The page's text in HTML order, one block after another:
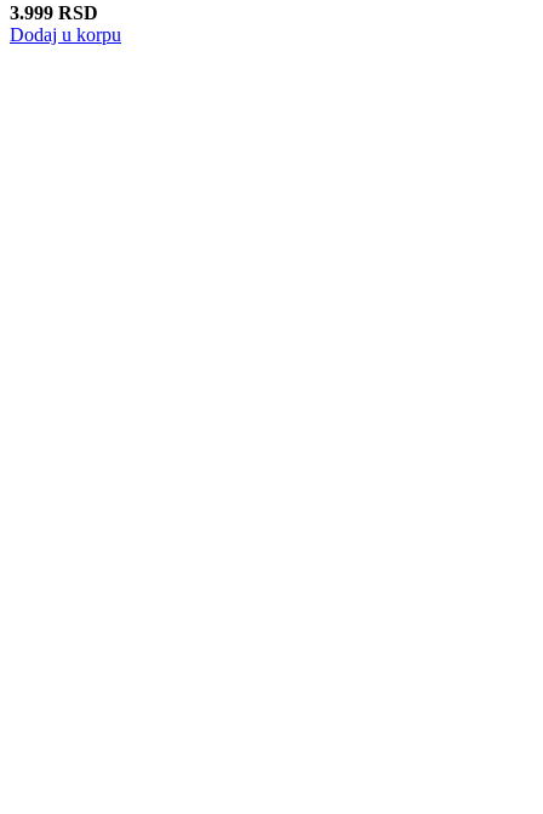
3.999 RSD
Dodaj u korpu